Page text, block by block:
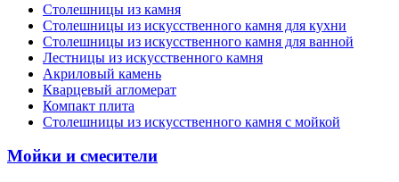
Столешницы из камня
Cтолешницы из искусственного камня для кухни
Cтолешницы из искусственного камня для ванной
Лестницы из искусственного камня
Акриловый камень
Кварцевый агломерат
Компакт плита
Столешницы из искусственного камня с мойкой
Мойки и смесители